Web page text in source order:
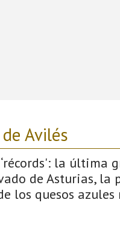
Avilés
la última
de Asturias, la
los quesos azules